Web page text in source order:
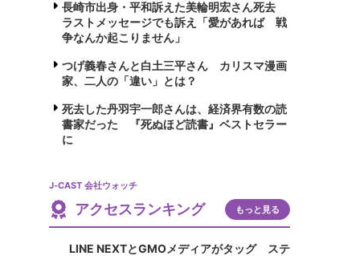
長崎市出身・平和訴えた美輪明宏さん死去
ラストメッセージでも訴え「愛があれば 戦
争なんか起こりません」
つげ義春さんと白土三平さん カリスマ漫画
家、二人の「違い」とは？
死去した丹羽宇一郎さんは、経済界有数の読
書家だった 『死ぬほど読書』ベストセラー
に
J-CAST 会社ウォッチ
アクセスランキング もっと見る
LINE NEXTとGMOメディアがタッグ ステ